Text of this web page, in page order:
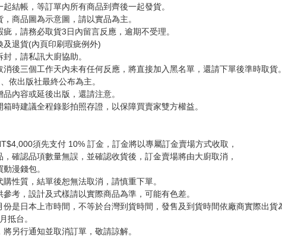
事項，完全同意才請下標，下標後視同完全同意】
客服。
將不再提供購書服務，請另尋其他店家，謝謝。
結帳，等訂單內所有商品到齊後一起發貨。
商品圖為示意圖，請以實品為主。
，請務必取貨3日內留言反應，逾期不受理。
退貨(內頁印刷瑕疵例外)
封，請私訊大廚協助。
後三個工作天內未有任何反應，將直接加入黑名單，還請下單後準時取貨。
依出版社最終公布為主。
內容或延後出版，還請注意。
時建議全程錄影拍照存證，以保障買賣家雙方權益。